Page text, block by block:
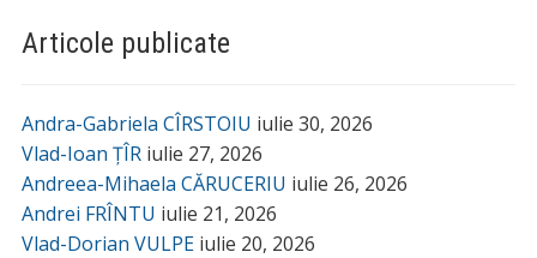
Articole publicate
Andra-Gabriela CÎRSTOIU iulie 30, 2026
Vlad-Ioan ȚÎR iulie 27, 2026
Andreea-Mihaela CĂRUCERIU iulie 26, 2026
Andrei FRÎNTU iulie 21, 2026
Vlad-Dorian VULPE iulie 20, 2026